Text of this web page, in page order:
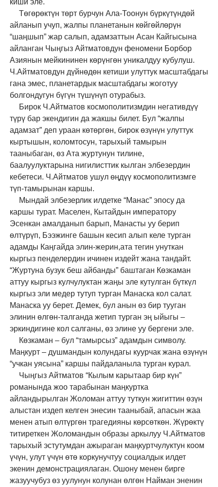
Төгөрөктүн төрт бурчун Ала-Тоонун бүркүтүндөй
айланып учуп, жалпы планетанын көйгөйлөрүн
“шаңшып” жар салып, адамзаттын Асан Кайгысына
айланган Чыңгыз Айтматовдун феномени Борбор
Азиянын мейкининен көрүнгөн уникалдуу кубулуш.
Ч.Айтматовдун дүйнөдөн кетиши улуттук масштабдагы
гана эмес, планетардык масштабдагы жоготуу
болгондугун бүгүн түшүнүп отурабыз.
Бирок Ч.Айтматов космополитизмдин негативдүү
түрү бар экендигин да жакшы билет. Бул “жалпы
адамзат” деп ураан көтөргөн, бирок өзүнүн улуттук
кыртышын, коломтосун, тарыхый тамырын
тааныбаган, өз Ата журтунун тилине,
баалуулуктарына нигилисттик кылган элбезердин
кебетеси. Ч.Айтматов ушул өңдүү космополитизмге
түп-тамырынан каршы.
Мындай элбезерлик илдетке “Манас” эпосу да
каршы турат. Маселен, Кытайдын императору
Эсенкан амалданып барып, Манасты уу берип
өлтүрүп, Бээжинге башын кесип алып келе турган
адамды Каңгайда элин-жерин,ата тегин унуткан
кыргыз пенделердин ичинен издейт жана тандайт.
“Журтуна бузук беш айбанды” баштаган Көзкаман
аттуу кыргыз кулчулуктан жаңы эле кутулган бүткүл
кыргыз эли медер тутуп турган Манаска кол салат.
Манаска уу берет. Демек, бул анын өз бир тууган
элинин өлгөн-талганда жетип турган эң ыйыгы –
эркиндигине кол салганы, өз элине уу бергени эле.
Көзкаман – бул “тамырсыз” адамдын символу.
Маңкурт – душмандын колундагы куурчак жана өзүнүн
“учкан уясына” каршы пайдаланыла турган курал.
Чыңгыз Айтматов “Кылым карытаар бир күн”
романында жоо тарабынан маңкуртка
айландырылган Жоломан аттуу туткун жигиттин өзүн
алыстан издеп келген энесин тааныбай, апасын жаа
менен атып өлтүргөн трагедияны көрсөткөн. Жүрөктү
титиреткен Жоломандын образы аркылуу Ч.Айтматов
тарыхый эстутумдан ажыраган маңкуртчулуктун коом
үчүн, улут үчүн өтө коркунучтуу социалдык илдет
экенин демонстрациялаган. Ошону менен бирге
жазуучубуз өз уулунун колунан өлгөн Найман эненин